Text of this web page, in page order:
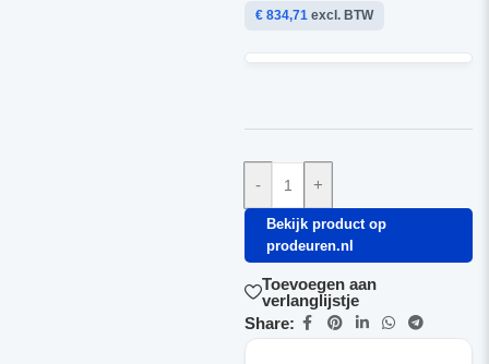
€ 834,71excl. BTW
- +
Bekijk product op
prodeuren.nl
Toevoegen aan
verlanglijstje
Share: